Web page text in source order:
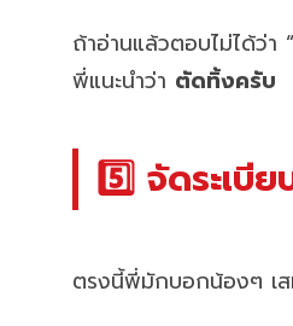
ถ้าอ่านแล้วตอบไม่ได้ว่า
พี่แนะนำว่า ตัดทิ้งครับ
5️⃣ จัดระเบี
ตรงนี้พี่มักบอกน้องๆ เส